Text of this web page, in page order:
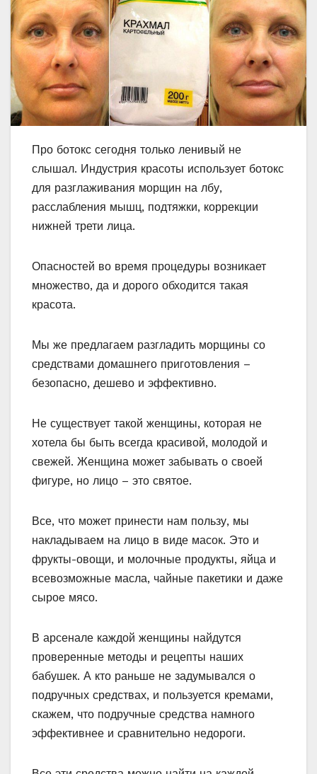
Про ботокс сегодня только ленивый не
слышал. Индустрия красоты использует ботокс
для разглаживания морщин на лбу,
расслабления мышц, подтяжки, коррекции
нижней трети лица.
Опасностей во время процедуры возникает
множество, да и дорого обходится такая
красота.
Мы же предлагаем разгладить морщины со
средствами домашнего приготовления –
безопасно, дешево и эффективно.
Не существует такой женщины, которая не
хотела бы быть всегда красивой, молодой и
свежей. Женщина может забывать о своей
фигуре, но лицо – это святое.
Все, что может принести нам пользу, мы
накладываем на лицо в виде масок. Это и
фрукты-овощи, и молочные продукты, яйца и
всевозможные масла, чайные пакетики и даже
сырое мясо.
В арсенале каждой женщины найдутся
проверенные методы и рецепты наших
бабушек. А кто раньше не задумывался о
подручных средствах, и пользуется кремами,
скажем, что подручные средства намного
эффективнее и сравнительно недороги.